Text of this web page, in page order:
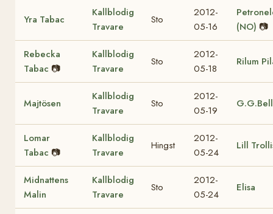
Yra Tabac
Kallblodig
Travare
Sto
2012-
05-16
(NO) 📷
Rebecka
Tabac 📷
Kallblodig
Travare
Sto
2012-
05-18
Rilum
Majtösen
Kallblodig
Travare
Sto
2012-
05-19
Lomar
Tabac 📷
Kallblodig
Travare
Hingst
2012-
05-24
Lill
Midnattens
Malin
Kallblodig
Travare
Sto
2012-
05-24
Elisa